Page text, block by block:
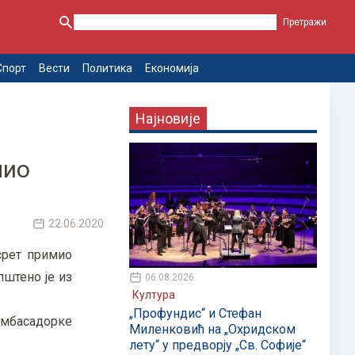
Вести Политика Економија
22.06.2020
примио
је из
Најновије
06.08.2026
Култура
„Профундис“ и Стефан
Миленковић на „Охридском
лету“ у предворју „Св. Софије“